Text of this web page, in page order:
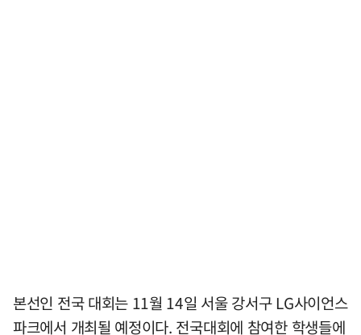
본선인 전국 대회는 11월 14일 서울 강서구 LG사이언스
파크에서 개최될 예정이다. 전국대회에 참여한 학생들에